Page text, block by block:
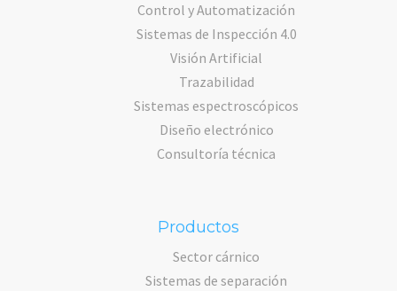
Control y Automatización
Sistemas de Inspección 4.0
Visión Artificial
Trazabilidad
Sistemas espectroscópicos
Diseño electrónico
Consultoría técnica
Productos
Sector cárnico
Sistemas de separación